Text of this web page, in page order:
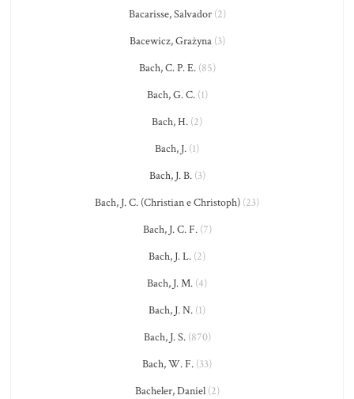
Bacarisse, Salvador(2)
Bacewicz, Grażyna(3)
Bach, C. P. E.(85)
Bach, G. C.(1)
Bach, H. (2)
Bach, J. (1)
Bach, J. B.(3)
Bach, J. C. (Christian e Christoph) (23)
Bach, J. C. F.(7)
Bach, J. L. (2)
Bach, J. M. (4)
Bach, J. N. (1)
Bach, J. S.(870)
Bach, W. F. (33)
Bacheler, Daniel(2)